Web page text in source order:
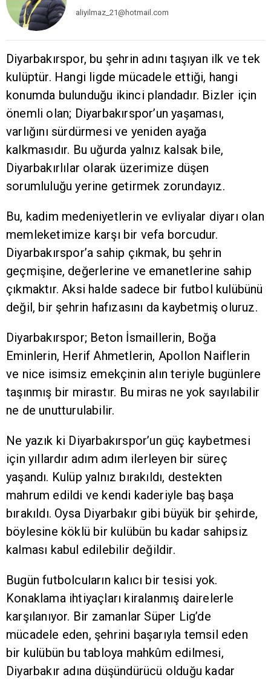
aliyilmaz_21@hotmail.com
Diyarbakırspor, bu şehrin adını taşıyan ilk ve tek
kulüptür. Hangi ligde mücadele ettiği, hangi
konumda bulunduğu ikinci plandadır. Bizler için
önemli olan; Diyarbakırspor’un yaşaması,
varlığını sürdürmesi ve yeniden ayağa
kalkmasıdır. Bu uğurda yalnız kalsak bile,
Diyarbakırlılar olarak üzerimize düşen
sorumluluğu yerine getirmek zorundayız.
Bu, kadim medeniyetlerin ve evliyalar diyarı olan
memleketimize karşı bir vefa borcudur.
Diyarbakırspor’a sahip çıkmak, bu şehrin
geçmişine, değerlerine ve emanetlerine sahip
çıkmaktır. Aksi halde sadece bir futbol kulübünü
değil, bir şehrin hafızasını da kaybetmiş oluruz.
Diyarbakırspor; Beton İsmaillerin, Boğa
Eminlerin, Herif Ahmetlerin, Apollon Naiflerin
ve nice isimsiz emekçinin alın teriyle bugünlere
taşınmış bir mirastır. Bu miras ne yok sayılabilir
ne de unutturulabilir.
Ne yazık ki Diyarbakırspor’un güç kaybetmesi
için yıllardır adım adım ilerleyen bir süreç
yaşandı. Kulüp yalnız bırakıldı, destekten
mahrum edildi ve kendi kaderiyle baş başa
bırakıldı. Oysa Diyarbakır gibi büyük bir şehirde,
böylesine köklü bir kulübün bu kadar sahipsiz
kalması kabul edilebilir değildir.
Bugün futbolcuların kalıcı bir tesisi yok.
Konaklama ihtiyaçları kiralanmış dairelerle
karşılanıyor. Bir zamanlar Süper Lig’de
mücadele eden, şehrini başarıyla temsil eden
bir kulübün bu tabloya mahkûm edilmesi,
Diyarbakır adına düşündürücü olduğu kadar